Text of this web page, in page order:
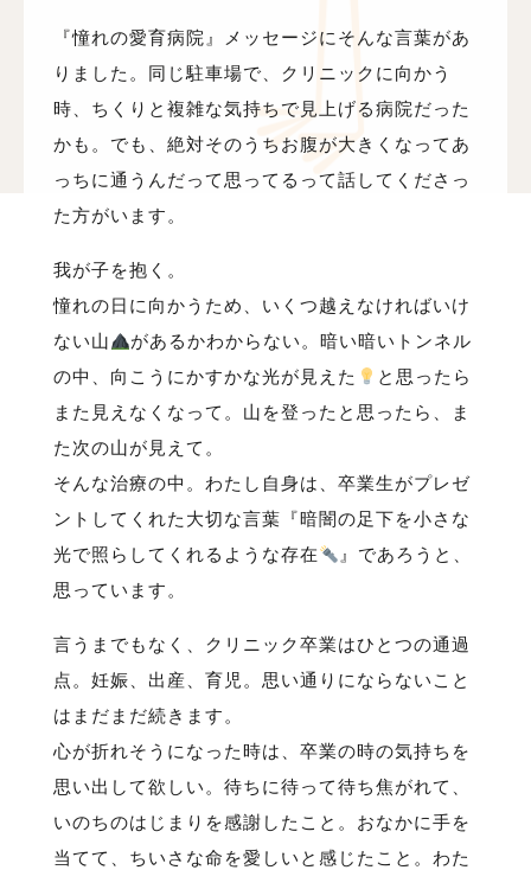
『憧れの愛育病院』メッセージにそんな言葉があ
りました。同じ駐車場で、クリニックに向かう
時、ちくりと複雑な気持ちで見上げる病院だった
かも。でも、絶対そのうちお腹が大きくなってあ
っちに通うんだって思ってるって話してくださっ
た方がいます。
我が子を抱く。
憧れの日に向かうため、いくつ越えなければいけ
ない山
があるかわからない。暗い暗いトンネル
の中、向こうにかすかな光が見えた
と思ったら
また見えなくなって。山を登ったと思ったら、ま
た次の山が見えて。
そんな治療の中。わたし自身は、卒業生がプレゼ
ントしてくれた大切な言葉『暗闇の足下を小さな
光で照らしてくれるような存在
』であろうと、
思っています。
言うまでもなく、クリニック卒業はひとつの通過
点。妊娠、出産、育児。思い通りにならないこと
はまだまだ続きます。
心が折れそうになった時は、卒業の時の気持ちを
思い出して欲しい。待ちに待って待ち焦がれて、
いのちのはじまりを感謝したこと。おなかに手を
当てて、ちいさな命を愛しいと感じたこと。わた